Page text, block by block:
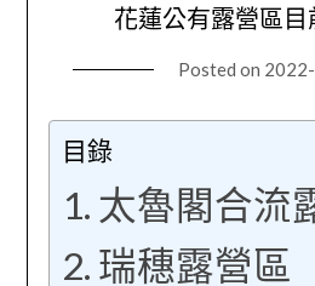
花蓮公有露營區
Posted on
目錄
太魯閣合流
瑞穗露營區